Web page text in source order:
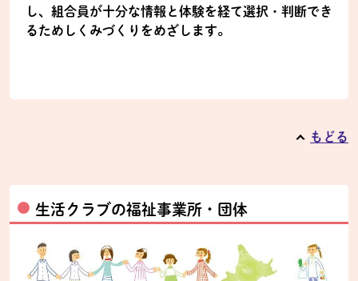
し、組合員が十分な情報と体験を経て選択・判断でき
るためしくみづくりをめざします。
もどる
生活クラブの福祉事業所・団体